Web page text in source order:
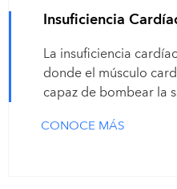
Insuficiencia
La insuficiencia
donde el músculo
capaz de bombear la
CONOCE MÁS